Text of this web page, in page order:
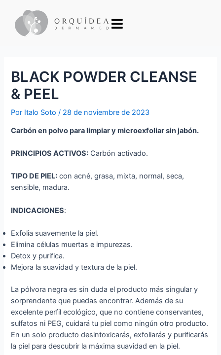
BLACK POWDER CLEANSE
& PEEL
Por Italo Soto/ 28 de noviembre de 2023
Carbón en polvo para limpiar y microexfoliar sin jabón.
PRINCIPIOS ACTIVOS: Carbón activado.
TIPO DE PIEL: con acné, grasa, mixta, normal, seca,
sensible, madura.
INDICACIONES:
Exfolia suavemente la piel.
Elimina células muertas e impurezas.
Detox y purifica.
Mejora la suavidad y textura de la piel.
La pólvora negra es sin duda el producto más singular y
sorprendente que puedas encontrar. Además de su
excelente perfil ecológico, que no contiene conservantes,
sulfatos ni PEG, cuidará tu piel como ningún otro producto.
En un solo producto desintoxicarás, exfoliarás y purificarás
la piel para descubrir la máxima suavidad en la piel.